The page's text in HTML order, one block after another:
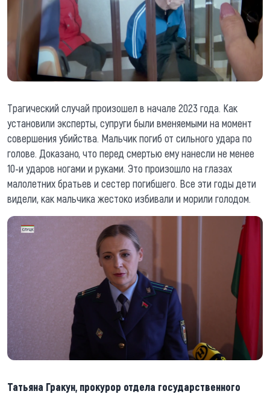
Трагический случай произошел в начале 2023 года. Как
установили эксперты, супруги были вменяемыми на момент
совершения убийства. Мальчик погиб от сильного удара по
голове. Доказано, что перед смертью ему нанесли не менее
10-и ударов ногами и руками. Это произошло на глазах
малолетних братьев и сестер погибшего. Все эти годы дети
видели, как мальчика жестоко избивали и морили голодом.
Татьяна Гракун, прокурор отдела государственного